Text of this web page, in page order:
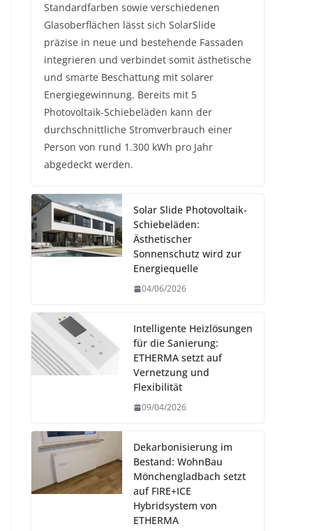
Standardfarben sowie verschiedenen
Glasoberflächen lässt sich SolarSlide
präzise in neue und bestehende Fassaden
integrieren und verbindet somit ästhetische
und smarte Beschattung mit solarer
Energiegewinnung. Bereits mit 5
Photovoltaik-Schiebeläden kann der
durchschnittliche Stromverbrauch einer
Person von rund 1.300 kWh pro Jahr
abgedeckt werden.
Solar Slide Photovoltaik-
Schiebeläden:
Ästhetischer
Sonnenschutz wird zur
Energiequelle
04/06/2026
Intelligente Heizlösungen
für die Sanierung:
ETHERMA setzt auf
Vernetzung und
Flexibilität
09/04/2026
Dekarbonisierung im
Bestand: WohnBau
Mönchengladbach setzt
auf FIRE+ICE
Hybridsystem von
ETHERMA